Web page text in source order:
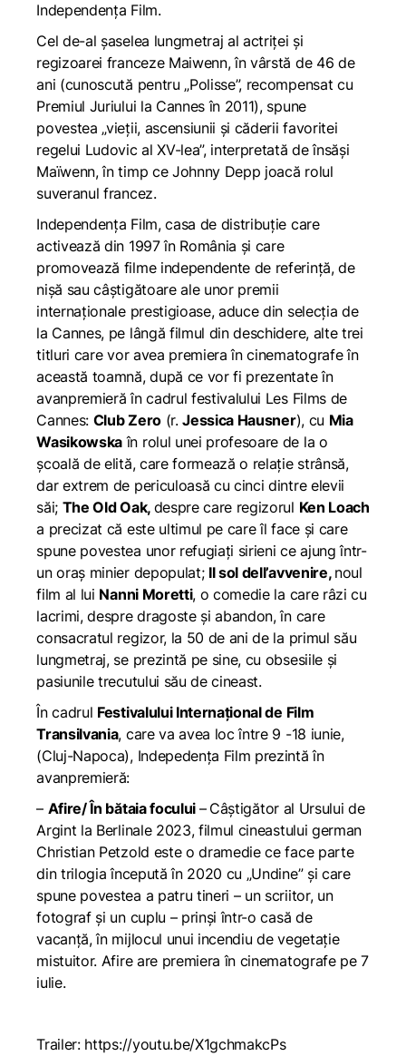
Independența Film.
Cel de-al şaselea lungmetraj al actriţei şi
regizoarei franceze Maiwenn, în vârstă de 46 de
ani (cunoscută pentru „Polisse”, recompensat cu
Premiul Juriului la Cannes în 2011), spune
povestea „vieţii, ascensiunii şi căderii favoritei
regelui Ludovic al XV-lea”, interpretată de însăşi
Maïwenn, în timp ce Johnny Depp joacă rolul
suveranul francez.
Independența Film, casa de distribuție care
activează din 1997 în România și care
promovează filme independente de referință, de
nișă sau câștigătoare ale unor premii
internaționale prestigioase, aduce din selecția de
la Cannes, pe lângă filmul din deschidere, alte trei
titluri care vor avea premiera în cinematografe în
această toamnă, după ce vor fi prezentate în
avanpremieră în cadrul festivalului Les Films de
Cannes: Club Zero(r.Jessica Hausner), cu Mia
Wasikowska în rolul unei profesoare de la o
școală de elită, care formează o relație strânsă,
dar extrem de periculoasă cu cinci dintre elevii
săi; The Old Oak, despre care regizorul Ken Loach
a precizat că este ultimul pe care îl face și care
spune povestea unor refugiați sirieni ce ajung într-
un oraș minier depopulat; ​​Il sol dell’avvenire, noul
film al lui Nanni Moretti, o comedie la care râzi cu
lacrimi, despre dragoste și abandon, în care
consacratul regizor, la 50 de ani de la primul său
lungmetraj, se prezintă pe sine, cu obsesiile și
pasiunile trecutului său de cineast.
În cadrul Festivalului Internațional de Film
Transilvania, care va avea loc între 9 -18 iunie,
(Cluj-Napoca), Indepedența Film prezintă în
avanpremieră:
– Afire/ În bătaia focului – Câștigător al Ursului de
Argint la Berlinale 2023, filmul cineastului german
Christian Petzold este o dramedie ce face parte
din trilogia începută în 2020 cu „Undine” și care
spune povestea a patru tineri – un scriitor, un
fotograf și un cuplu – prinși într-o casă de
vacanță, în mijlocul unui incendiu de vegetație
mistuitor. Afireare premiera în cinematografe pe 7
iulie.
Trailer: https://youtu.be/X1gchmakcPs